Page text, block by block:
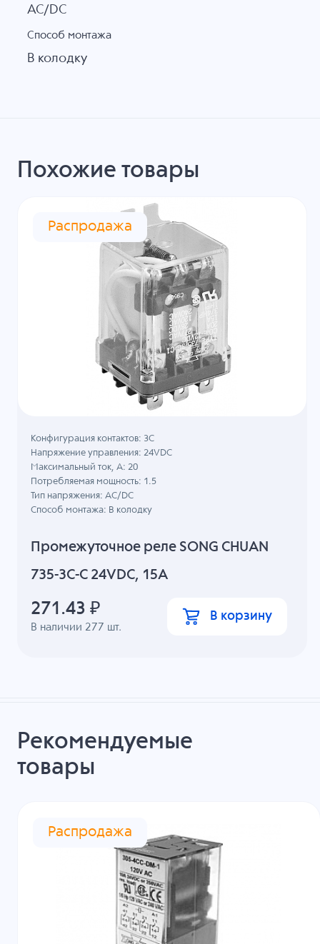
AC/DC
Способ монтажа
В колодку
Похожие товары
Распродажа
Промежуточное реле SONG CHUAN
735-3C-C 24VDC, 15A
В наличии 277 шт.
Конфигурация контактов: 3С
Напряжение управления: 24VDC
Максимальный ток, А: 20
Потребляемая мощность: 1.5
Тип напряжения: AC/DC
Способ монтажа: В колодку
271.43 ₽ В корзину
Рекомендуемые
товары
Распродажа